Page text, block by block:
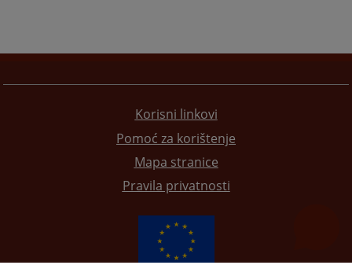
Korisni linkovi
Pomoć za korištenje
Mapa stranice
Pravila privatnosti